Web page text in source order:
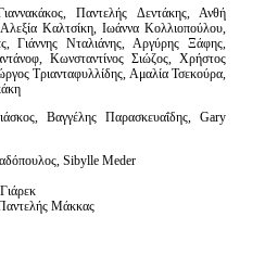
Παντελής Δεντάκης, Ανθή
Καλτσίκη, Ιωάννα Κολλιοπούλου,
Γιάννης Νταλιάνης, Αργύρης Ξάφης,
Κωνσταντίνος Σιώζος, Χρήστος
Τριανταφυλλίδης, Αμαλία Τσεκούρα,
Βαγγέλης Παρασκευαΐδης, Gary
Sibylle Meder
Μάκκας